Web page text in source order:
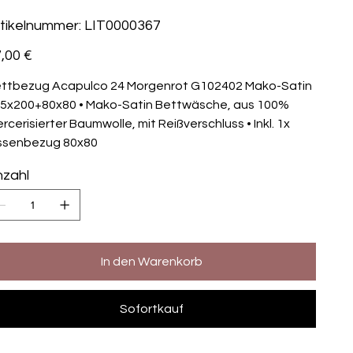
Artikelnummer:
LIT0000367
LIT0000367
€
Acapulco 24 Morgenrot G102402 Mako-Satin
• Mako-Satin Bettwäsche, aus 100%
Baumwolle, mit Reißverschluss • Inkl. 1x
80x80
In den Warenkorb
Sofortkauf